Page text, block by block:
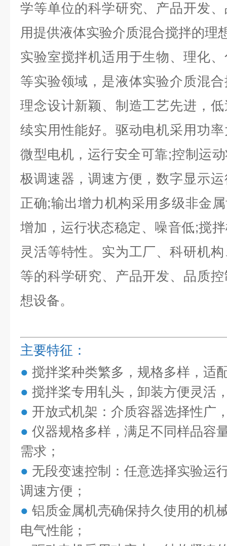
学等单位的科学研究、产品开发
用提供液体实验介质混合搅拌的理
实验室搅拌机适用于生物、理化
等实验领域，是液体实验介质混
理念设计新颖、制造工艺先进，
续实用性能好。驱动电机采用功
微型电机，运行安全可靠;控制运
极调速器，调速方便，数字显示
正确;输出增力机构采用多级非金
增加，运行状态稳定、噪音低;搅
灵活等特性。实为工厂、科研机
等的科学研究、产品开发、品质
想设备。
主要特征：
● 搅拌桨种类繁多，规格多样，适
● 搅拌桨专用轧头，卸装方便灵活
● 开放式机架：介质容器选择性广
● 仪器规格多样，满足不同样品容
需求；
● 无段变速控制：任意选择实验运
调速方便；
● 铝质金属机壳确保持久使用的机
电气性能；